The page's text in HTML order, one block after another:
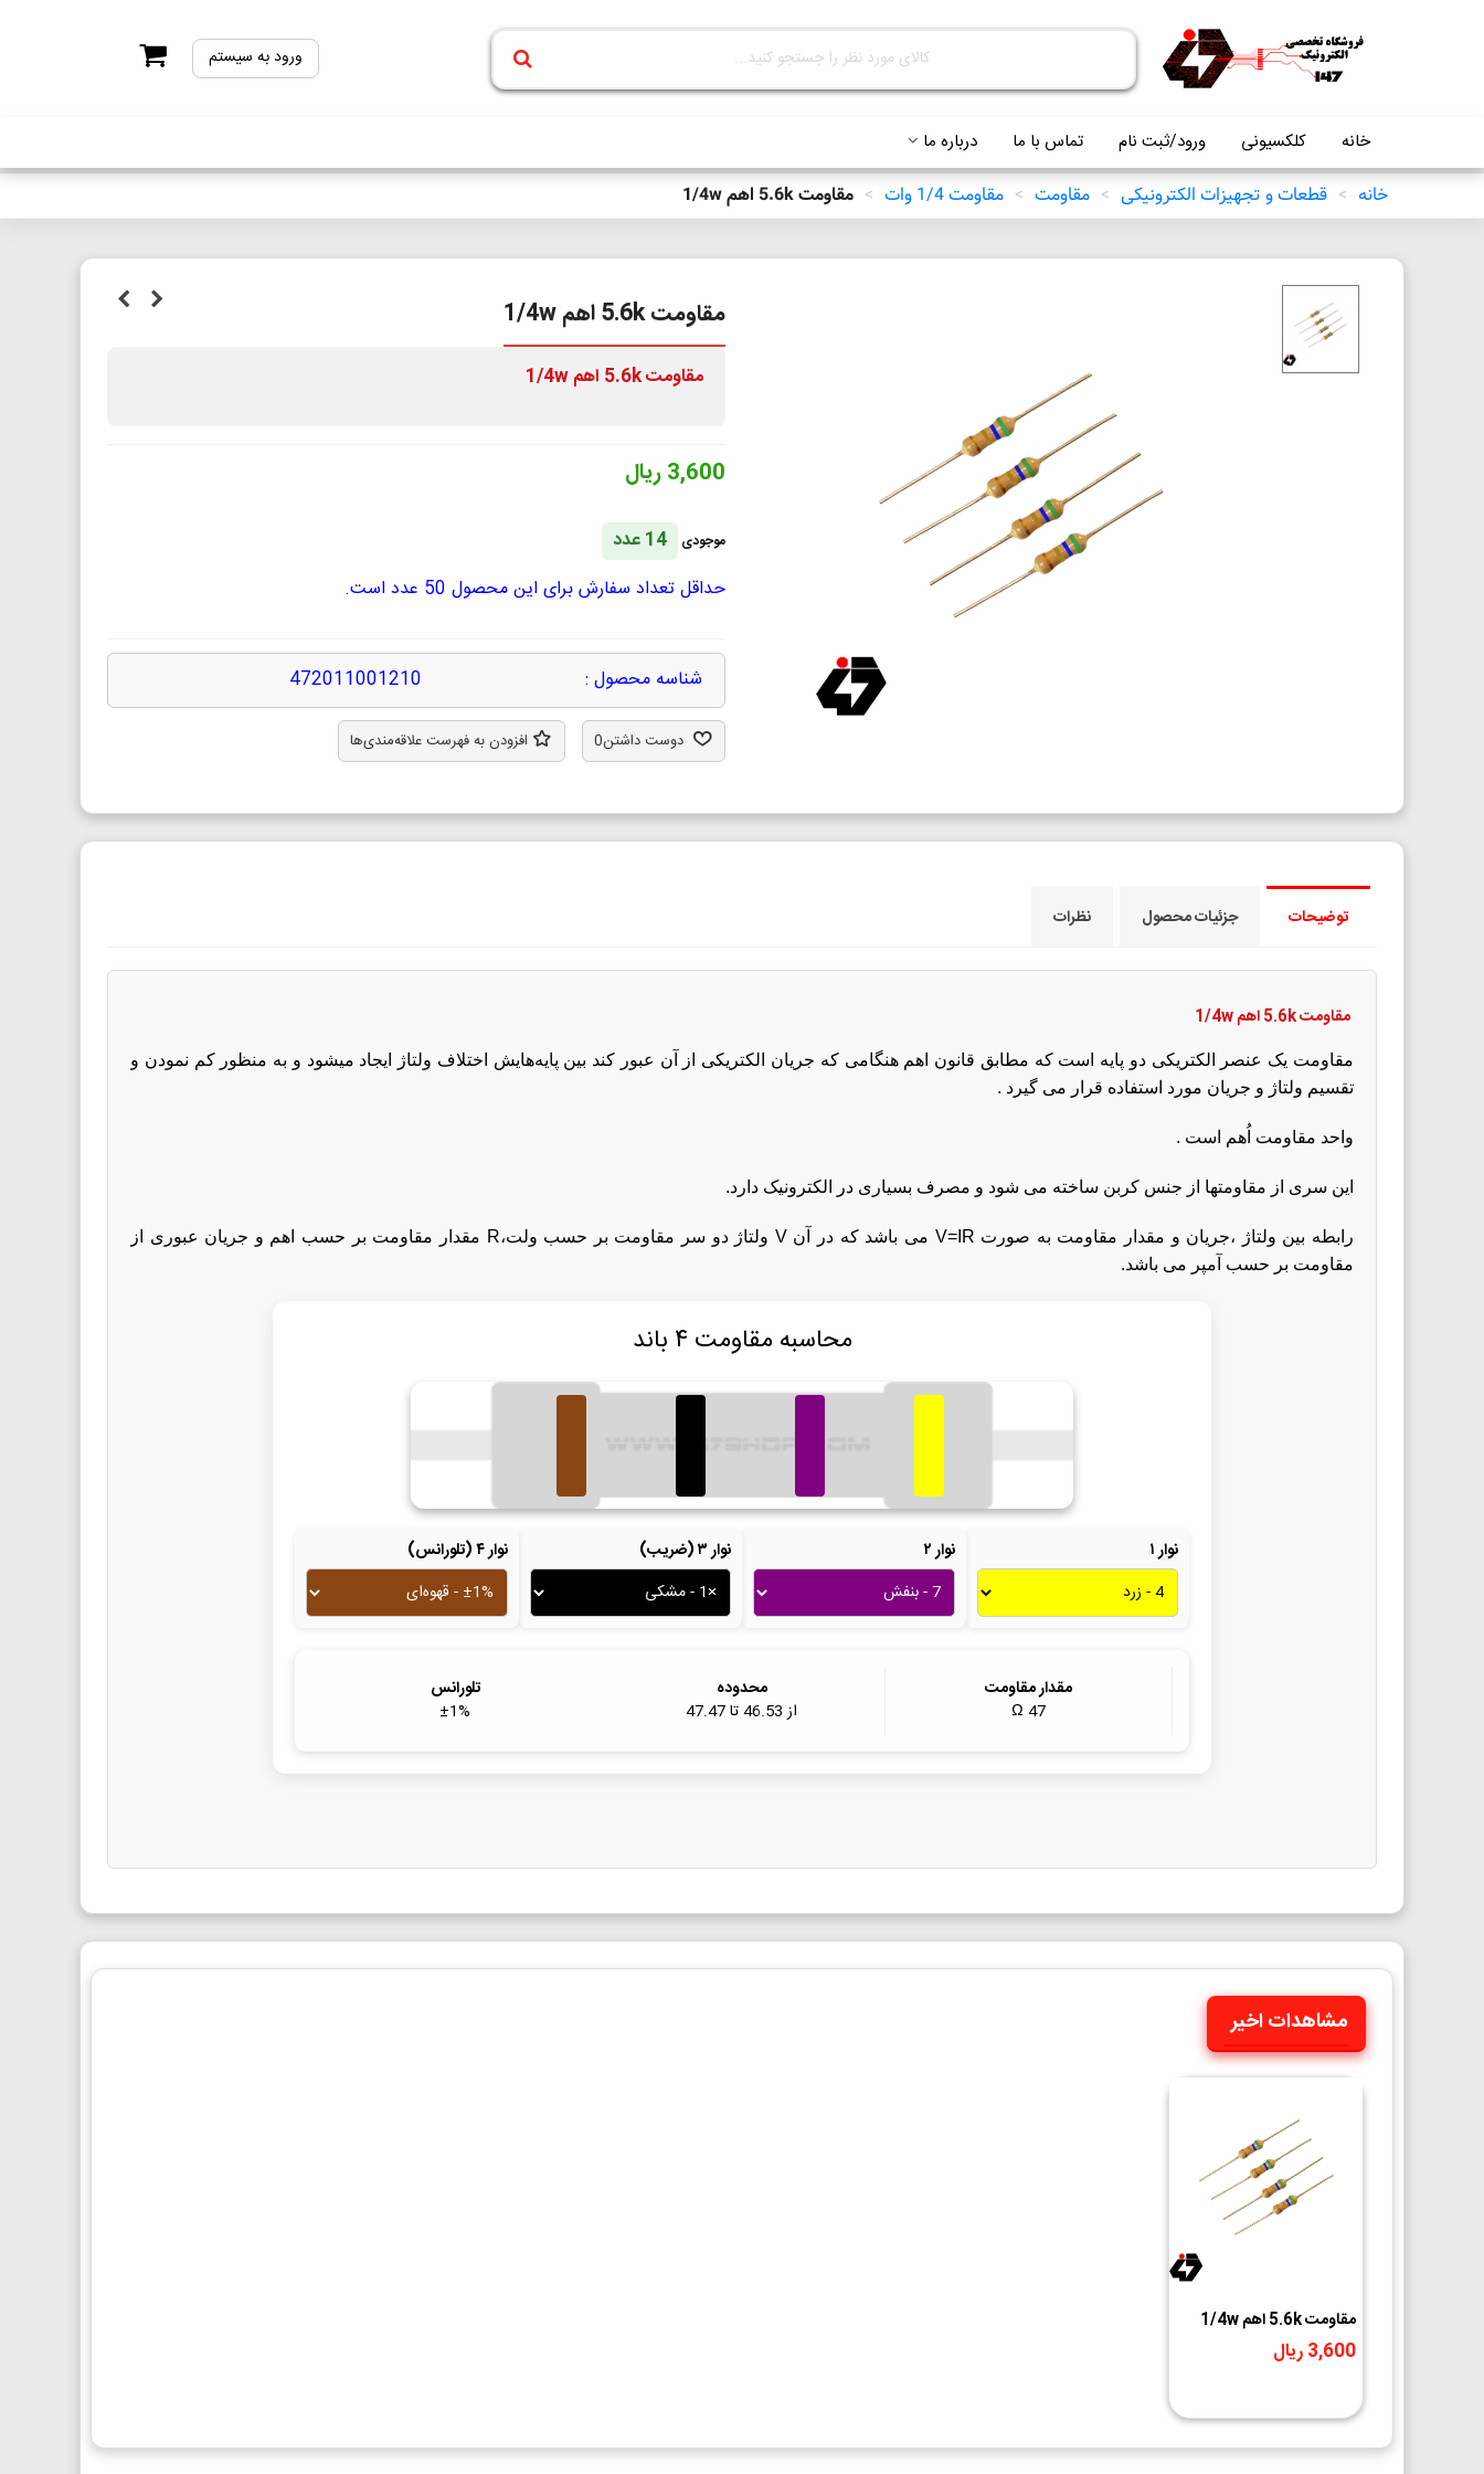
ورود به سیستم
خانه کلکسیونی ورود/ثبت نام تماس با ما درباره ما
خانه > قطعات و تجهیزات الکترونیکی > مقاومت > مقاومت 1/4 وات > مقاومت 5.6k اهم 1/4w
مقاومت 5.6k اهم 1/4w
مقاومت 5.6k اهم 1/4w
3,600 ریال
موجودی
14 عدد
حداقل تعداد سفارش برای این محصول 50 عدد است.
شناسه محصول : 472011001210
دوست داشتن0 افزودن به فهرست علاقه‌مندی‌ها
توضیحات جزئیات محصول نظرات
مقاومت5.6kاهم 1/4w
مقاومت یک عنصر الکتریکی دو پایه است که مطابق قانون اهم هنگامی که جریان الکتریکی از آن عبور کند بین پایه‌هایش اختلاف ولتاژ ایجاد میشود و به منظور کم نمودن و
تقسیم ولتاژ و جریان مورد استفاده قرار می گیرد .
واحد مقاومت اُهم است .
این سری از مقاومتها از جنس کربن ساخته می شود و مصرف بسیاری در الکترونیک دارد.
رابطه بین ولتاژ ،جریان و مقدار مقاومت به صورت V=IR می باشد که در آن V ولتاژ دو سر مقاومت بر حسب ولت،R مقدار مقاومت بر حسب اهم و جریان عبوری از
مقاومت بر حسب آمپر می باشد.
محاسبه مقاومت ۴ باند
نوار ۱ نوار ۲ نوار ۳ (ضریب) نوار ۴ (تلورانس)
مقدار مقاومت
47
محدوده
از46.53تا47.47
تلورانس
±1%
مشاهدات اخیر
مقاومت 5.6k اهم 1/4w
3,600 ریال